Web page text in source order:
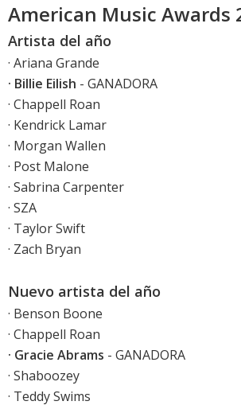
American Music Awards
Artista del año
· Ariana Grande
· Billie Eilish - GANADORA
· Chappell Roan
· Kendrick Lamar
· Morgan Wallen
· Post Malone
· Sabrina Carpenter
· SZA
· Taylor Swift
· Zach Bryan
Nuevo artista del año
· Benson Boone
· Chappell Roan
· Gracie Abrams - GANADORA
· Shaboozey
· Teddy Swims